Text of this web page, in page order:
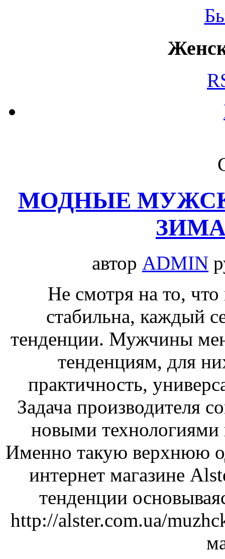
МОДНЫЕ
ЗИМА
автор ADMIN
Не смотря на то,
стабильна, каждый
тенденции. Мужчины
тенденциям, для
практичность,
Задача производителя
новыми технологиями
Именно такую верхнюю
интернет магазине
тенденции
http://alster.com.ua/